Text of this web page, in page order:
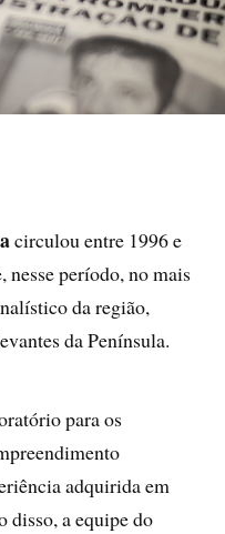
circulou entre 1996 e
nesse período, no mais
da região,
da Península.
para os
adquirida em
disso, a equipe do